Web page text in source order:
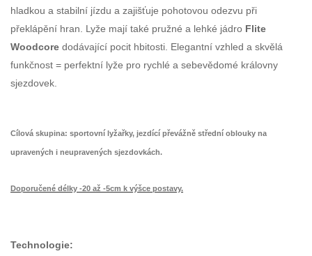
hladkou a stabilní jízdu a zajišťuje pohotovou odezvu při
překlápění hran. Lyže mají také pružné a lehké jádro Flite
Woodcore dodávající pocit hbitosti. Elegantní vzhled a skvělá
funkčnost = perfektní lyže pro rychlé a sebevědomé královny
sjezdovek.
Cílová skupina: sportovní lyžařky, jezdící převážně střední oblouky na
upravených i neupravených sjezdovkách.
Doporučené délky -20 až -5cm k výšce postavy.
Technologie: